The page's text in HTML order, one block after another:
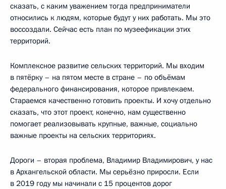
сказать, с каким уважением тогда предприниматели
относились к людям, которые будут у них работать. Мы это
воссоздали. Сейчас есть план по музеефикации этих
территорий.
Комплексное развитие сельских территорий. Мы входим
в пятёрку – на пятом месте в стране – по объёмам
федерального финансирования, которое привлекаем.
Стараемся качественно готовить проекты. И хочу отдельно
сказать, что этот проект, конечно, нам существенно
помогает реализовывать крупные, важные, социально
важные проекты на сельских территориях.
Дороги – вторая проблема, Владимир Владимирович, у нас
в Архангельской области. Мы серьёзно приросли. Если
в 2019 году мы начинали с 15 процентов дорог